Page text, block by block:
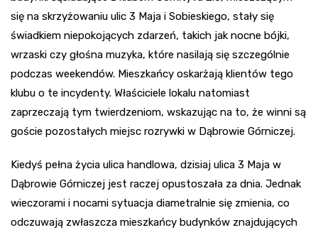
się na skrzyżowaniu ulic 3 Maja i Sobieskiego, stały się
świadkiem niepokojących zdarzeń, takich jak nocne bójki,
wrzaski czy głośna muzyka, które nasilają się szczególnie
podczas weekendów. Mieszkańcy oskarżają klientów tego
klubu o te incydenty. Właściciele lokalu natomiast
zaprzeczają tym twierdzeniom, wskazując na to, że winni są
goście pozostałych miejsc rozrywki w Dąbrowie Górniczej.
Kiedyś pełna życia ulica handlowa, dzisiaj ulica 3 Maja w
Dąbrowie Górniczej jest raczej opustoszała za dnia. Jednak
wieczorami i nocami sytuacja diametralnie się zmienia, co
odczuwają zwłaszcza mieszkańcy budynków znajdujących